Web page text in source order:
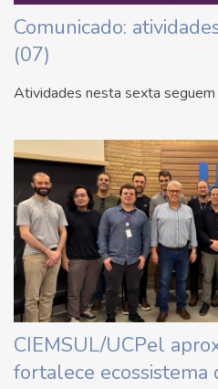
Comunicado:
(07)
Atividades nesta sexta
CIEMSUL/UCPel
fortalece ecossistema